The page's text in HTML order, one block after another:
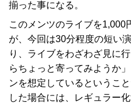
揃った事になる。
このメンツのライブを1,000
が、今回は30分程度の短い
り、ライブをわざわざ見に
らちょっと寄ってみようか
ンを想定しているというこ
した場合には、レギュラー